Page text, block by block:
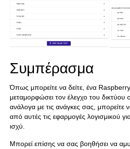
Συμπέρασμα
Όπως μπορείτε να δείτε, ένα
μεταμορφώσει τον έλεγχο του δικτύου
ανάλογα με τις ανάγκες σας, μπορείτε
από αυτές τις εφαρμογές λογισμικού
ισχύ.
Μπορεί επίσης να σας βοηθήσει να